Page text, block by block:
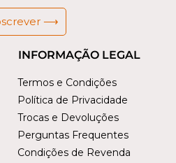
INFORMAÇÃO LEGAL
Termos e Condições
Política de Privacidade
Trocas e Devoluções
Perguntas Frequentes
Condições de Revenda
⟶